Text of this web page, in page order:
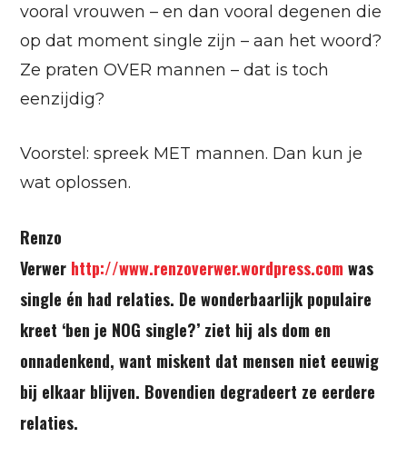
vooral vrouwen – en dan vooral degenen die
op dat moment single zijn – aan het woord?
Ze praten OVER mannen – dat is toch
eenzijdig?
Voorstel: spreek MET mannen. Dan kun je
wat oplossen.
Renzo
Verwer http://www.renzoverwer.wordpress.comwas
single én had relaties. De wonderbaarlijk populaire
kreet ‘ben je NOG single?’ ziet hij als dom en
onnadenkend, want miskent dat mensen niet eeuwig
bij elkaar blijven. Bovendien degradeert ze eerdere
relaties.